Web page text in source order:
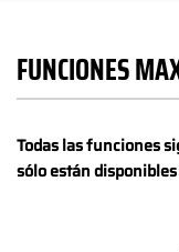
FUNCIONES
Todas las funciones
sólo están